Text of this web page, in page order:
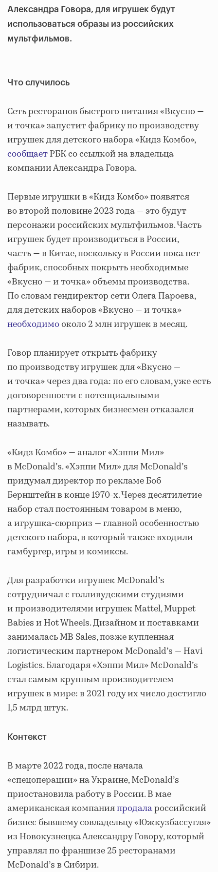
Александра Говора, для игрушек будут
использоваться образы из российских
мультфильмов.
Что случилось
Сеть ресторанов быстрого питания «Вкусно —
и точка» запустит фабрику по производству
игрушек для детского набора «Кидз Комбо»,
сообщаетРБК со ссылкой на владельца
компании Александра Говора.
Первые игрушки в «Кидз Комбо» появятся
во второй половине 2023 года — это будут
персонажи российских мультфильмов. Часть
игрушек будет производиться в России,
часть — в Китае, поскольку в России пока нет
фабрик, способных покрыть необходимые
«Вкусно — и точка» объемы производства.
По словам гендиректор сети Олега Пароева,
для детских наборов «Вкусно — и точка»
необходимооколо 2 млн игрушек в месяц.
Говор планирует открыть фабрику
по производству игрушек для «Вкусно —
и точка» через два года: по его словам, уже есть
договоренности с потенциальными
партнерами, которых бизнесмен отказался
называть.
«Кидз Комбо» — аналог «Хэппи Мил»
в McDonald’s. «Хэппи Мил» для McDonald’s
придумал директор по рекламе Боб
Бернштейн в конце 1970-х. Через десятилетие
набор стал постоянным товаром в меню,
а игрушка-сюрприз — главной особенностью
детского набора, в который также входили
гамбургер, игры и комиксы.
Для разработки игрушек McDonald’s
сотрудничал с голливудскими студиями
и производителями игрушек Mattel, Muppet
Babies и Hot Wheels. Дизайном и поставками
занималась MB Sales, позже купленная
логистическим партнером McDonald’s — Havi
Logistics. Благодаря «Хэппи Мил» McDonald’s
стал самым крупным производителем
игрушек в мире: в 2021 году их число достигло
1,5 млрд штук.
Контекст
В марте 2022 года, после начала
«спецоперации» на Украине, McDonald’s
приостановила работу в России. В мае
американская компанияпродалароссийский
бизнес бывшему совладельцу «Южкузбассугля»
из Новокузнецка Александру Говору, который
управлял по франшизе 25 ресторанами
McDonald’s в Сибири.